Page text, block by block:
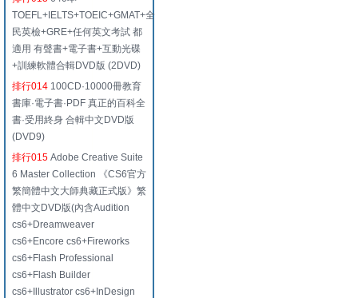
TOEFL+IELTS+TOEIC+GMAT+全
民英檢+GRE+任何英文考試 都
適用 有聲書+電子書+互動光碟
+訓練軟體合輯DVD版 (2DVD)
排行014 100CD·10000冊教育
書庫·電子書·PDF 真正的百科全
書·受用終身 合輯中文DVD版
(DVD9)
排行015 Adobe Creative Suite
6 Master Collection 《CS6官方
繁簡體中文大師典藏正式版》繁
體中文DVD版(內含Audition
cs6+Dreamweaver
cs6+Encore cs6+Fireworks
cs6+Flash Professional
cs6+Flash Builder
cs6+Illustrator cs6+InDesign